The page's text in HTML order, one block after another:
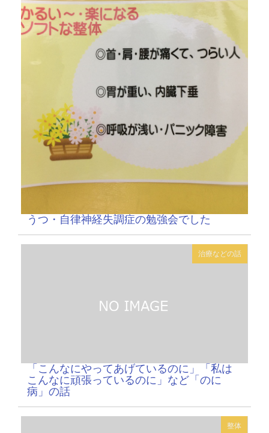
うつ・自律神経失調症の勉強会でした
治療などの話
「こんなにやってあげているのに」「私は
こんなに頑張っているのに」など「のに
病」の話
整体